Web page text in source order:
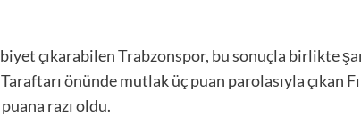
çıkarabilen Trabzonspor, bu sonuçla birlikte
önünde mutlak üç puan parolasıyla çıkan
razı oldu.